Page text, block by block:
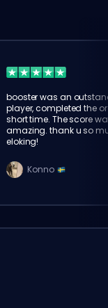
booster was an
player, completed the
short time. The score
amazing. thank u so
eloking!
Konno